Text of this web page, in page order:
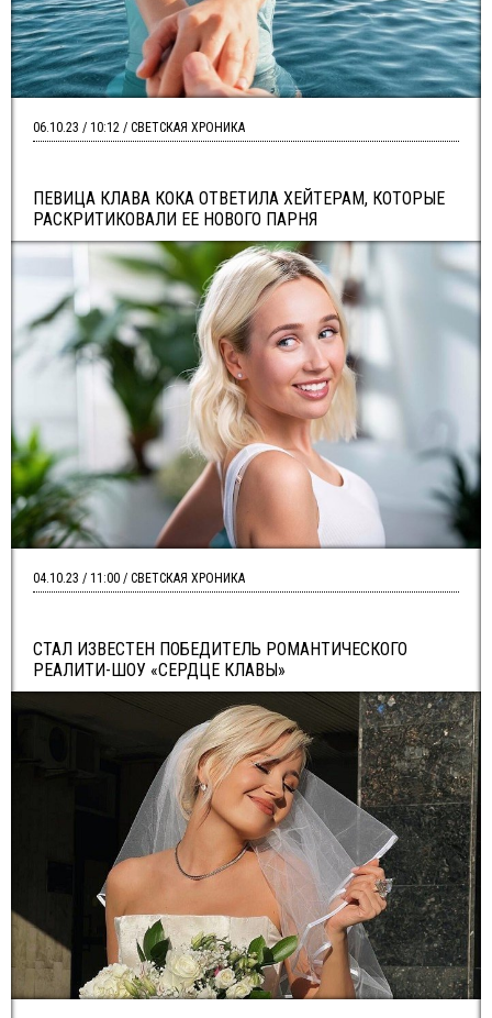
ПЕВИЦА КЛАВА КОКА ОТВЕТИЛА ХЕЙТЕРАМ, КОТОРЫЕ
РАСКРИТИКОВАЛИ ЕЕ НОВОГО ПАРНЯ
06.10.23 / 10:12 / СВЕТСКАЯ ХРОНИКА
СТАЛ ИЗВЕСТЕН ПОБЕДИТЕЛЬ РОМАНТИЧЕСКОГО
РЕАЛИТИ-ШОУ «СЕРДЦЕ КЛАВЫ»
04.10.23 / 11:00 / СВЕТСКАЯ ХРОНИКА